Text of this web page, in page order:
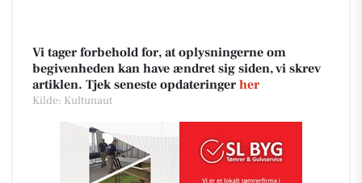
Vi tager forbehold for, at oplysningerne om
begivenheden kan have ændret sig siden, vi skrev
artiklen. Tjek seneste opdateringer her
Kilde: Kultunaut